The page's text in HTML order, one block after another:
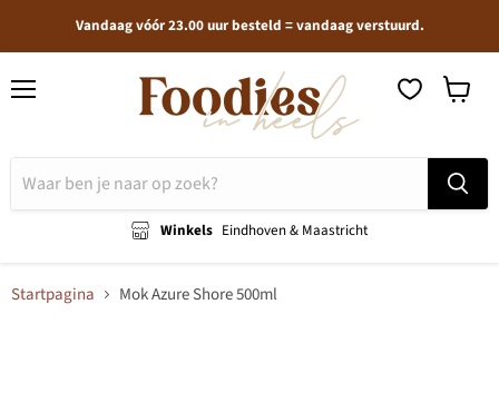
Vandaag vóór 23.00 uur besteld = vandaag verstuurd.
Winkels Eindhoven & Maastricht
Startpagina Mok Azure Shore 500ml